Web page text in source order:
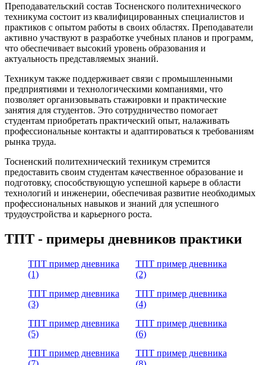
Преподавательский состав Тосненского политехнического
техникума состоит из квалифицированных специалистов и
практиков с опытом работы в своих областях. Преподаватели
активно участвуют в разработке учебных планов и программ,
что обеспечивает высокий уровень образования и
актуальность представляемых знаний.
Техникум также поддерживает связи с промышленными
предприятиями и технологическими компаниями, что
позволяет организовывать стажировки и практические
занятия для студентов. Это сотрудничество помогает
студентам приобретать практический опыт, налаживать
профессиональные контакты и адаптироваться к требованиям
рынка труда.
Тосненский политехнический техникум стремится
предоставить своим студентам качественное образование и
подготовку, способствующую успешной карьере в области
технологий и инженерии, обеспечивая развитие необходимых
профессиональных навыков и знаний для успешного
трудоустройства и карьерного роста.
ТПТ - примеры дневников практики
ТПТ пример дневника
(1)
ТПТ пример дневника
(2)
ТПТ пример дневника
(3)
ТПТ пример дневника
(4)
ТПТ пример дневника
(5)
ТПТ пример дневника
(6)
ТПТ пример дневника
ТПТ пример дневника